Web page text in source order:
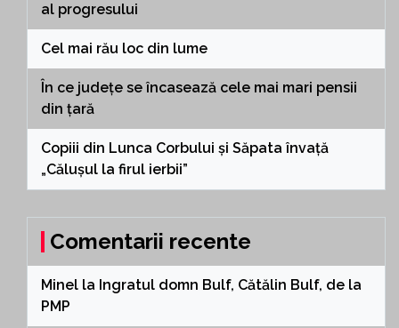
al progresului
Cel mai rău loc din lume
În ce județe se încasează cele mai mari pensii
din țară
Copiii din Lunca Corbului și Săpata învață
„Călușul la firul ierbii”
Comentarii recente
Minel la Ingratul domn Bulf, Cătălin Bulf, de la
PMP